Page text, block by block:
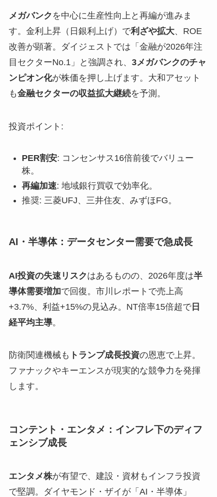
メガバンク を中心に生産性向上と再編が進みま
す。金利上昇（日銀利上げ）で利ざや拡大、ROE
改善が顕著。ダイジェストでは「金融が2026年注
目セクターNo.1」と強調され、 3メガバンクのチャ
ンピオン化が株価を押し上げます。大和アセット
も金融セクターの収益拡大継続を予測。
投資ポイント:
PER割安: コンセンサス16倍前後でバリュー
株。
再編加速: 地域銀行買収で効率化。
推奨: 三菱UFJ、三井住友、みずほFG。
AI・半導体：データセンター需要で急成長
AI投資の失速リスクはあるものの、2026年度は半
導体需要増加で回復。市川レポートで売上高
+3.7%、利益+15%の見込み。NT倍率15倍超で日
経平均主導。
防衛関連機械も トランプ成長投資の恩恵で上昇。
ファナックやキーエンスが現実的な競争力を発揮
します。
コンテント・エンタメ：インフレ下のディフ
ェンシブ成長
エンタメ株が有望で、建設・資材もインフラ投資
で堅調。ダイヤモンド・ザイが「AI・半導体」